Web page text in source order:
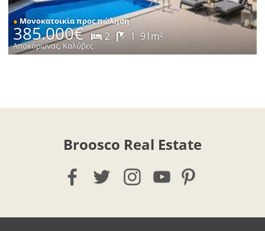
● Μονοκατοικία προς πώληση
385.000€ 2 1 91m²
Αποκόρωνας, Καλύβες
Broosco Real Estate